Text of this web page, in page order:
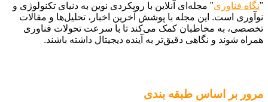
"نگاه فناوری" مجله‌ای آنلاین با رویکردی نوین به دنیای تکنولوژی و
نوآوری است. این مجله با پوشش آخرین اخبار، تحلیل‌ها و مقالات
تخصصی، به مخاطبان کمک می‌کند تا با سرعت تحولات فناوری
همراه شوند و نگاهی دقیق‌تر به آینده دیجیتال داشته باشند.
مرور بر اساس طبقه بندی